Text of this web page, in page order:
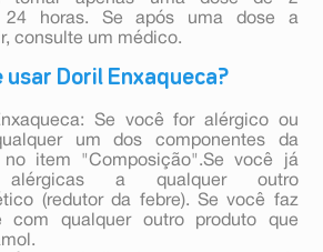
24 horas. Se após uma dose a
consulte um médico.
usar Doril Enxaqueca?
Se você for alérgico ou
um dos componentes da
no item "Composição".Se você já
a qualquer outro
(redutor da febre). Se você faz
com qualquer outro produto que